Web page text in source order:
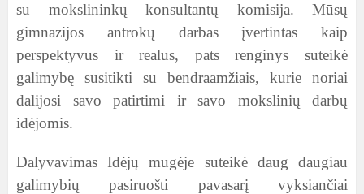
su mokslininkų konsultantų komisija. Mūsų
gimnazijos antrokų darbas įvertintas kaip
perspektyvus ir realus, pats renginys suteikė
galimybę susitikti su bendraamžiais, kurie noriai
dalijosi savo patirtimi ir savo mokslinių darbų
idėjomis.
Dalyvavimas Idėjų mugėje suteikė daug daugiau
galimybių pasiruošti pavasarį vyksiančiai